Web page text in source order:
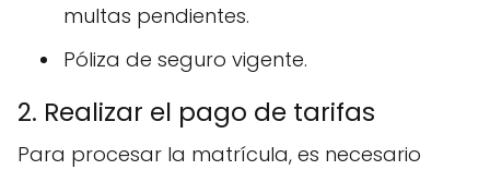
multas pendientes.
Póliza de seguro vigente.
2. Realizar el pago de tarifas
Para procesar la matrícula, es necesario